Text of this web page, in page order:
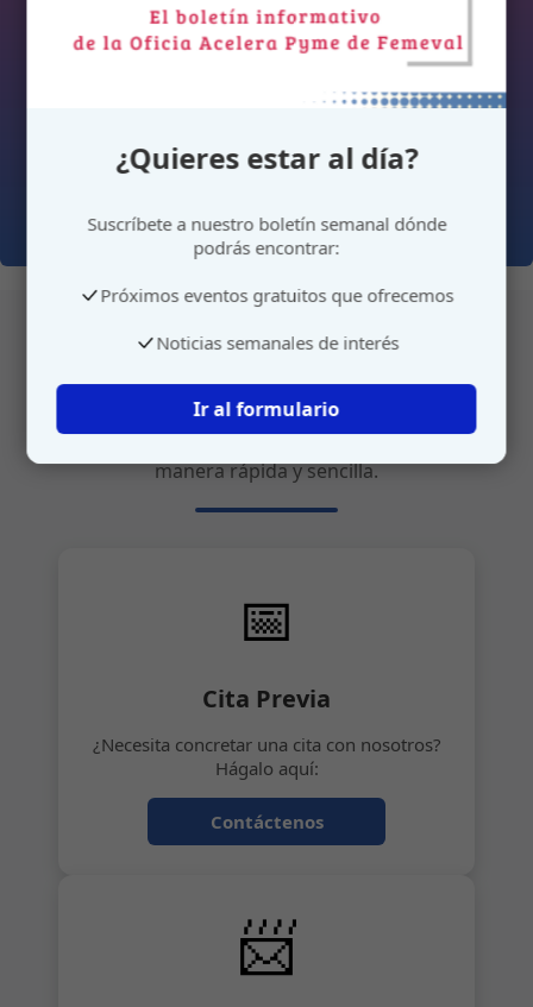
Atención personalizada
manera rápida y sencilla.
📅
Cita Previa
¿Necesita concretar una cita con nosotros?
Hágalo aquí:
Contáctenos
📨
¿Quieres estar al día?
Suscríbete a nuestro boletín semanal dónde
podrás encontrar:
Próximos eventos gratuitos que ofrecemos
Noticias semanales de interés
Ir al formulario